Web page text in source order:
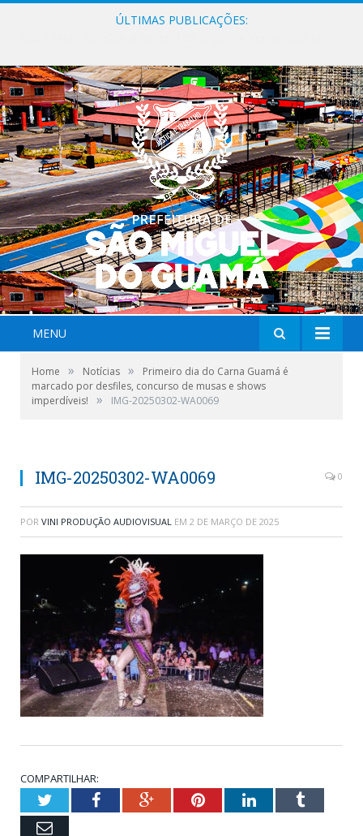
ÚLTIMAS PUBLICAÇÕES:
MENU
Home » Notícias »
Primeiro dia do Carna Guamá é
marcado por desfiles, concurso de musas e shows
imperdíveis!
» IMG-20250302-WA0069
IMG-20250302-WA0069 0
POR VINI PRODUÇÃO AUDIOVISUAL EM 2 DE MARÇO DE 2025
COMPARTILHAR:
TwitterFacebookGoogle+PinterestLinkedInTumblr
Email